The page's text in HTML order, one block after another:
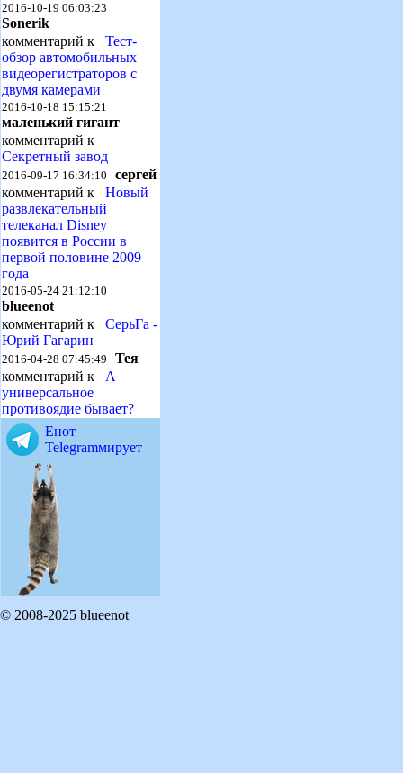
2016-10-19 06:03:23
Sonerik
комментарий к Тест-
обзор автомобильных
видеорегистраторов с
двумя камерами
2016-10-18 15:15:21
маленький гигант
комментарий к
Секретный завод
2016-09-17 16:34:10 сергей
комментарий к Новый
развлекательный
телеканал Disney
появится в России в
первой половине 2009
года
2016-05-24 21:12:10
blueenot
комментарий к СерьГа -
Юрий Гагарин
2016-04-28 07:45:49 Тея
комментарий к А
универсальное
противоядие бывает?
Енот
Telegramмирует
© 2008-2025 blueenot